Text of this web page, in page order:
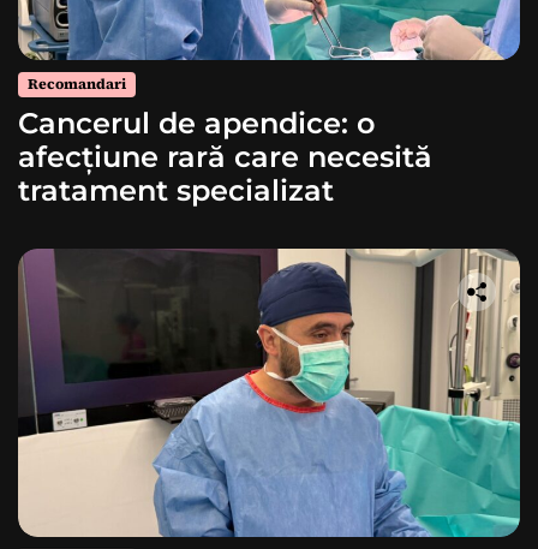
Recomandari
Cancerul de apendice: o
afecțiune rară care necesită
tratament specializat